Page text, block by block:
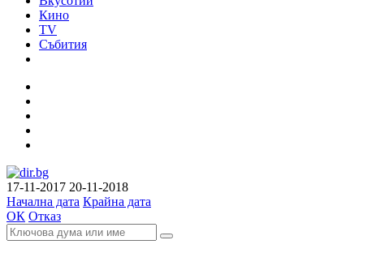
Кино
TV
Събития
17-11-2017 20-11-2018
Начална дата Крайна дата
ОК Отказ